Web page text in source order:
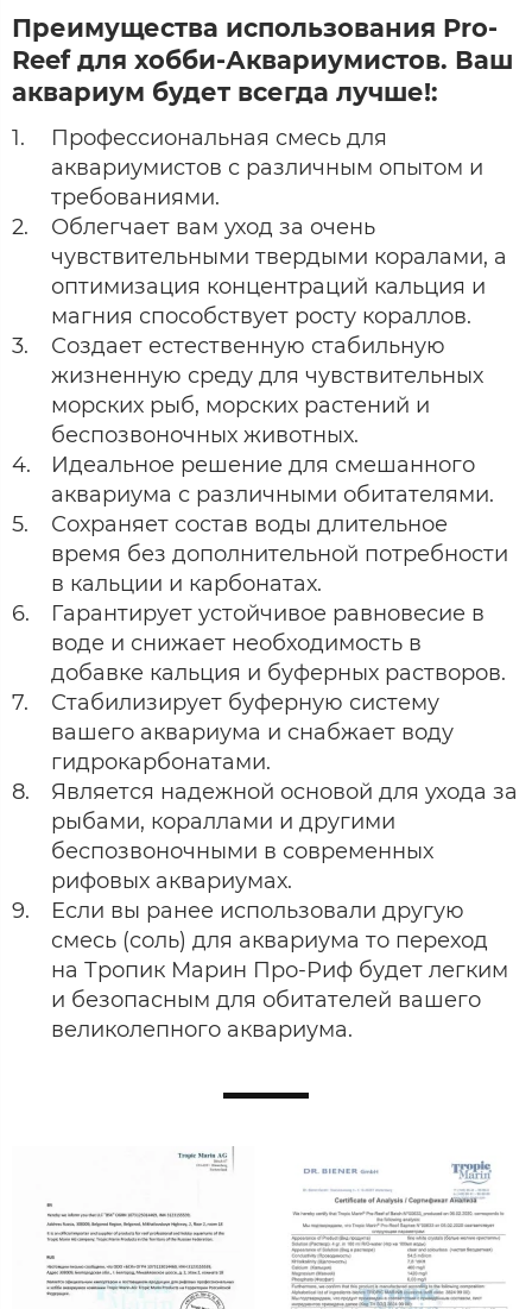
Преимущества использования Pro-
Reef для хобби-Аквариумистов. Ваш
аквариум будет всегда лучше!:
Профессиональная смесь для
аквариумистов с различным опытом и
требованиями.
Облегчает вам уход за очень
чувствительными твердыми коралами, а
оптимизация концентраций кальция и
магния способствует росту кораллов.
Создает естественную стабильную
жизненную среду для чувствительных
морских рыб, морских растений и
беспозвоночных животных.
Идеальное решение для смешанного
аквариума с различными обитателями.
Сохраняет состав воды длительное
время без дополнительной потребности
в кальции и карбонатах.
Гарантирует устойчивое равновесие в
воде и снижает необходимость в
добавке кальция и буферных растворов.
Стабилизирует буферную систему
вашего аквариума и снабжает воду
гидрокарбонатами.
Является надежной основой для ухода за
рыбами, кораллами и другими
беспозвоночными в современных
рифовых аквариумах.
Если вы ранее использовали другую
смесь (соль) для аквариума то переход
на Тропик Марин Про-Риф будет легким
и безопасным для обитателей вашего
великолепного аквариума.